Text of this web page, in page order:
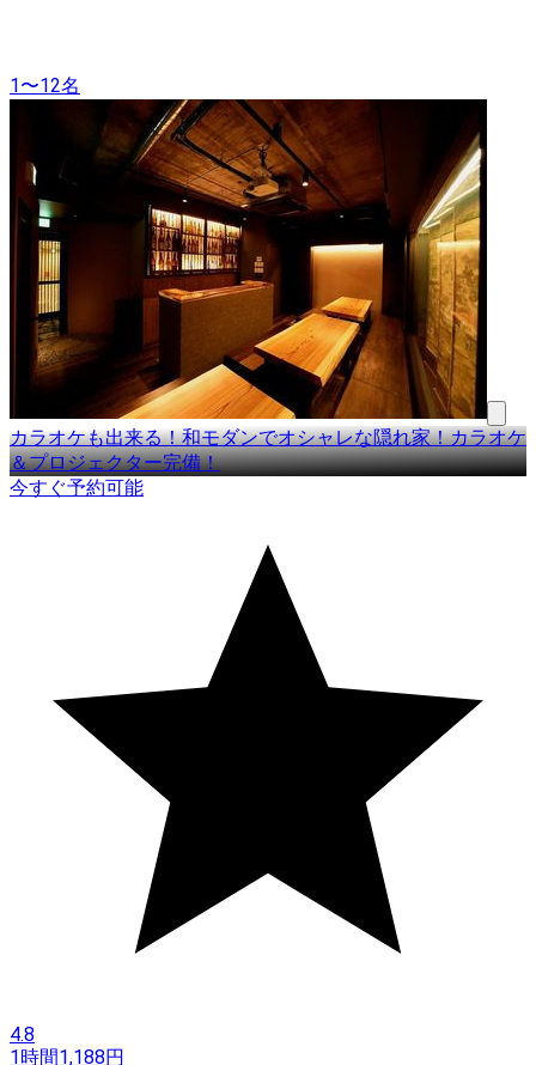
1〜12名
カラオケも出来る！和モダンでオシャレな隠れ家！カラオケ
＆プロジェクター完備！
今すぐ予約可能
4.8
1時間1,188円